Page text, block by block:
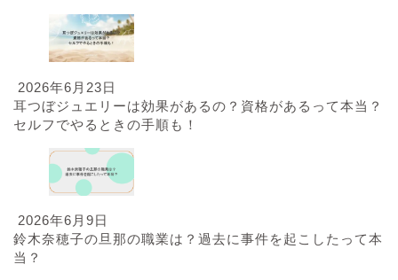
2026年6月23日
耳つぼジュエリーは効果があるの？資格があるって本当？
セルフでやるときの手順も！
2026年6月9日
鈴木奈穂子の旦那の職業は？過去に事件を起こしたって本
当？